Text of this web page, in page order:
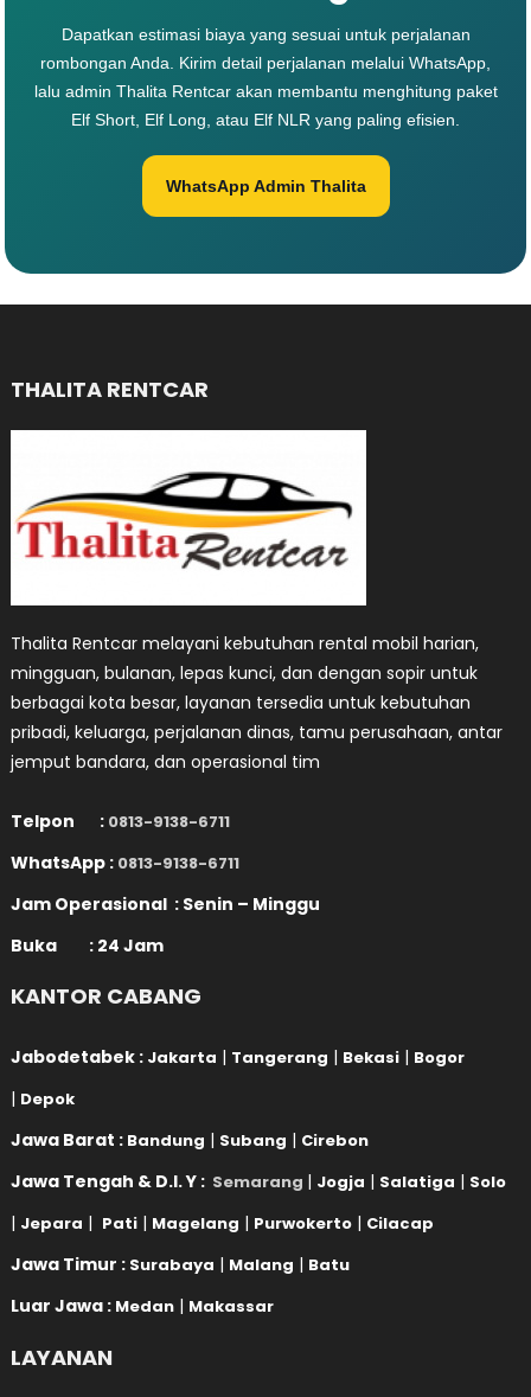
Dapatkan estimasi biaya yang sesuai untuk perjalanan
rombongan Anda. Kirim detail perjalanan melalui WhatsApp,
lalu admin Thalita Rentcar akan membantu menghitung paket
Elf Short, Elf Long, atau Elf NLR yang paling efisien.
WhatsApp Admin Thalita
THALITA RENTCAR
Thalita Rentcar melayani kebutuhan rental mobil harian,
mingguan, bulanan, lepas kunci, dan dengan sopir untuk
berbagai kota besar, layanan tersedia untuk kebutuhan
pribadi, keluarga, perjalanan dinas, tamu perusahaan, antar
jemput bandara, dan operasional tim
Telpon : 0813-9138-6711
WhatsApp : 0813-9138-6711
Jam Operasional : Senin – Minggu
Buka : 24 Jam
KANTOR CABANG
Jabodetabek : Jakarta | Tangerang | Bekasi | Bogor
| Depok
Jawa Barat : Bandung | Subang | Cirebon
Jawa Tengah & D.I. Y : Semarang | Jogja | Salatiga | Solo
| Jepara | Pati | Magelang | Purwokerto | Cilacap
Jawa Timur : Surabaya | Malang | Batu
Luar Jawa : Medan | Makassar
LAYANAN